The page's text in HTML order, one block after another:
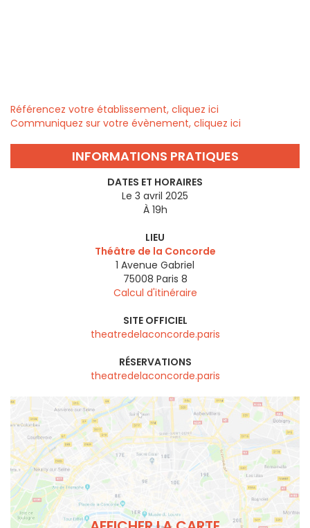
Référencez votre établissement, cliquez ici
Communiquez sur votre évènement, cliquez ici
INFORMATIONS PRATIQUES
DATES ET HORAIRES
Le 3 avril 2025
À 19h
LIEU
Théâtre de la Concorde
1 Avenue Gabriel
75008 Paris 8
Calcul d'itinéraire
SITE OFFICIEL
theatredelaconcorde.paris
RÉSERVATIONS
theatredelaconcorde.paris